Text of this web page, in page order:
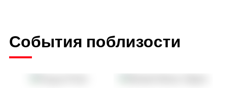
События поблизости